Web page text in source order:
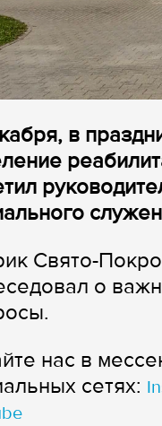
в
Свято-
о
нас в
сетях: